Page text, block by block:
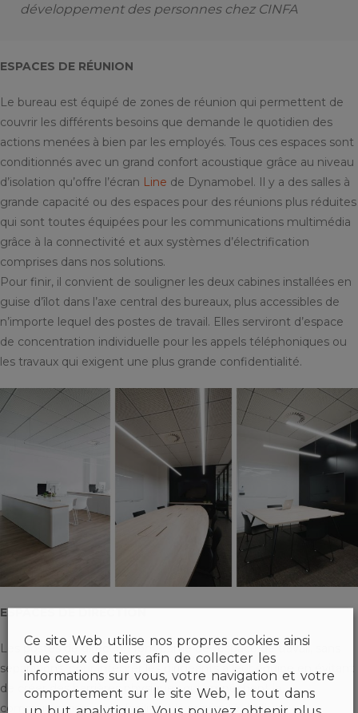
développement des personnes chez CINFA
ESPACES DE RÉUNION
Le bureau est équipé de zones de réunion qui permettent de
couvrir les différents besoins que demande le quotidien des
actions menées à bien par les employés. Tous ces espaces sont
conditionnés avec un grand confort acoustique grâce au niveau
d’isolation qu’offre l’écran Line de Dynamobel. Il y a des salles à
grande capacité ou des espaces pour des réunions plus réduites
qui sont toutes équipées pour les communications multimédia
grâce à la connectivité et aux systèmes d’électrification
comprises dans nos solutions.
Pour finir, il convient de souligner les deux cabines installées en
guise d’îlot dans l’axe central des bureaux, plus accessibles de
n’importe lequel des postes de travail. Elles serviront d’espace
de concentration individuelle pour les appels téléphoniques ou
les travaux qui exigent une plus grande confidentialité.
ESPACES DE DIRECTION
Les postes de direction font partie de l’espace de travail, sans
séparations, pour intégrer les dirigeants à leur équipe en évitant
de créer des barrières physiques qui empêchent la
communication et en facilitant la proximité du flux
Ce site Web utilise nos propres cookies ainsi
que ceux de tiers afin de collecter les
informations sur vous, votre navigation et votre
comportement sur le site Web, le tout dans